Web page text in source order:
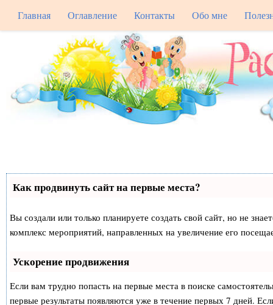
Главная Оглавление Контакты Обо мне
Как продвинуть сайт на первые места?
Вы создали или только планируете создать свой сайт, но не
комплекс мероприятий, направленных на увеличение его
Ускорение продвижения
Если вам трудно попасть на первые места в поиске
первые результаты появляются уже в течение первых 7 дней.